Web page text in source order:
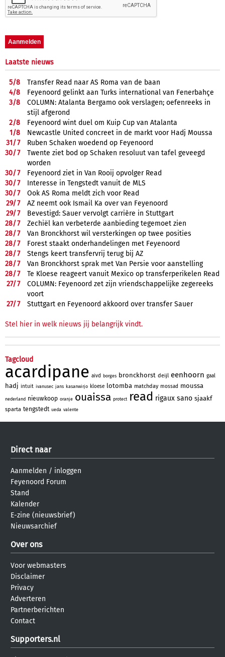
Laatste nieuws
5/8
Transfer Read naar AS Roma van de baan
4/8
Feyenoord gelinkt aan Turks international van Fenerbahçe
3/8
COLUMN: Atalanta Bergamo ook verslagen; oefenreeks in
stijl afgerond
2/8
Feyenoord wint duel om Kuip Cup van Atalanta
1/8
Newcastle United concreet in de markt voor Hadj Moussa
31/7
Ruben Schaken woedend op Feyenoord
30/7
Twente ziet bod op Schaken resoluut van tafel geveegd
worden
30/7
Feyenoord ziet in Van Rooij opvolger Read
30/7
Interesse in Tengstedt vanuit de MLS
30/7
Ook AS Roma meldt zich voor Read
29/7
AZ neemt ook Ismail Ka over van Feyenoord
29/7
Bevestigd: Sauer vervolgt carrière in Stuttgart
28/7
Zechiël kan verbeterde aanbieding tegemoet zien
28/7
Van Bronckhorst wil versterkingen op twee posities
28/7
Forest staakt onderhandelingen met Feyenoord
28/7
Stengs keert transfervrij terug bij AZ
28/7
Van Bronckhorst sprak met Van Persie voor aanstelling
28/7
Te Kloese reageert vanuit Mexico op transferperikelen Read
27/7
COLUMN: Feyenoord zet zijn vriendschappelijke zegereeks
voort
27/7 Stuttgart en Feyenoord akkoord over transfer Sauer
Stel hier in welk nieuws jij belangrijk vindt.
Tagcloud
acardipane aivd borges bronckhorst deijl eenhoorn gaal
hadj intuit ivanusec jans kasanwirjo kloese lotomba matchday mossad moussa
nederland nieuwkoop oranje ouaissa protect read rigaux sano sjaakf
sparta tengstedt ueda valente
Direct naar
Aanmelden / inloggen
Feyenoord Forum
Stand
Kalender
E-zine (nieuwsbrief)
Nieuwsarchief
Over ons
Voor webmasters
Disclaimer
Privacy
Adverteren
Partnerberichten
Contact
Supporters.nl